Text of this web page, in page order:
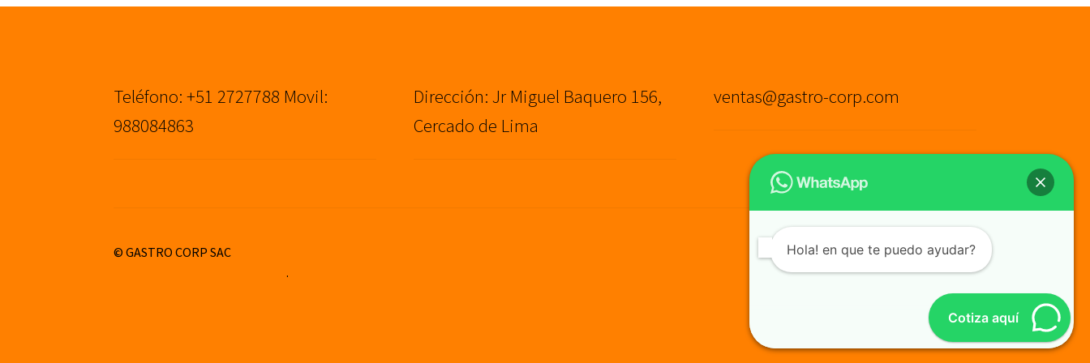
Teléfono: +51 2727788 Movil:
988084863
Dirección: Jr Miguel Baquero 156,
Cercado de Lima
ventas@gastro-corp.com
© GASTRO CORP SAC
Construido con WooCommerce.
Hola! en que te puedo ayudar?
Cotiza aquí